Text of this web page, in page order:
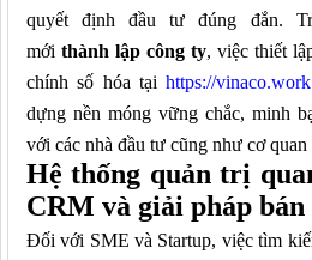
quyết định đầu tư đúng đắn.
mới thành lập công ty, việc thiết
chính số hóa tạihttps://vinaco.work
dựng nền móng vững chắc, minh
với các nhà đầu tư cũng như cơ
Hệ thống quản trị
CRM và giải pháp bán
Đối với SME và Startup, việc tìm